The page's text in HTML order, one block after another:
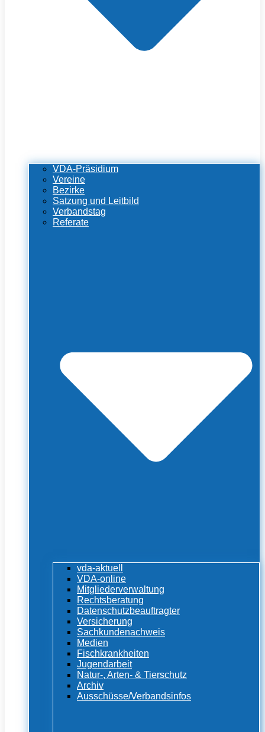
VDA-Präsidium
Vereine
Bezirke
Satzung und Leitbild
Verbandstag
Referate
vda-aktuell
VDA-online
Mitgliederverwaltung
Rechtsberatung
Datenschutzbeauftragter
Versicherung
Sachkundenachweis
Medien
Fischkrankheiten
Jugendarbeit
Natur-, Arten- & Tierschutz
Archiv
Ausschüsse/Verbandsinfos